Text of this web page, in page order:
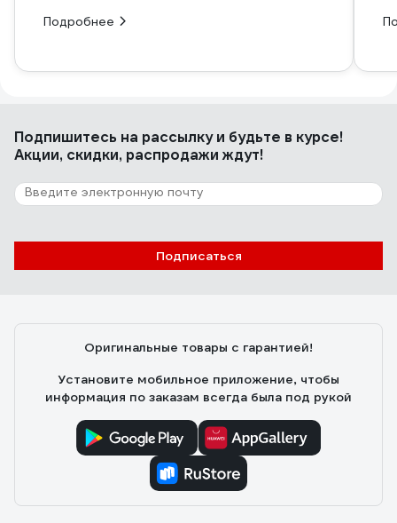
Подробнее
Подпишитесь на рассылкуи будьте в курсе!
Акции, скидки, распродажи ждут!
Подписаться
Оригинальные товары с гарантией!
Установите мобильное приложение, чтобы
информация по заказам всегда была под рукой